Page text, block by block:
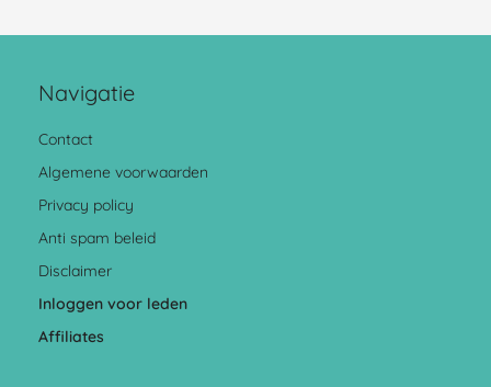
Navigatie
Contact
Algemene voorwaarden
Privacy policy
Anti spam beleid
Disclaimer
Inloggen voor leden
Affiliates